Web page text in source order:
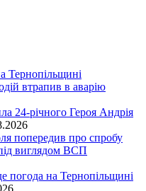
Тернопільщині
втрапив в аварію
24-річного Героя Андрія
попередив про спробу
виглядом ВСП
погода на Тернопільщині